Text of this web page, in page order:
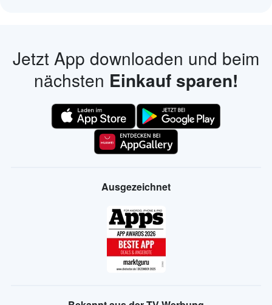
Jetzt App downloaden und beim
nächsten Einkauf sparen!
Ausgezeichnet